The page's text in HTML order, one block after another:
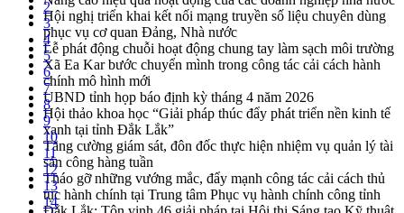
Hội nghị triển khai kết nối mạng truyền số liệu chuyên dùng
phục vụ cơ quan Đảng, Nhà nước
Lễ phát động chuỗi hoạt động chung tay làm sạch môi trường
Xã Ea Kar bước chuyển mình trong công tác cải cách hành
chính mô hình mới
UBND tỉnh họp báo định kỳ tháng 4 năm 2026
Hội thảo khoa học “Giải pháp thúc đẩy phát triển nền kinh tế
xanh tại tỉnh Đắk Lắk”
Tăng cường giám sát, đôn đốc thực hiện nhiệm vụ quản lý tài
sản công hàng tuần
Tháo gỡ những vướng mắc, đẩy mạnh công tác cải cách thủ
tục hành chính tại Trung tâm Phục vụ hành chính công tỉnh
2
3
4
5
6
7
8
9
10
11
12
13
14